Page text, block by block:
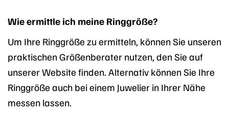
Wie ermittle ich meine Ringgröße?
Um Ihre Ringgröße zu ermitteln, können Sie unseren
praktischen Größenberater nutzen, den Sie auf
unserer Website finden. Alternativ können Sie Ihre
Ringgröße auch bei einem Juwelier in Ihrer Nähe
messen lassen.